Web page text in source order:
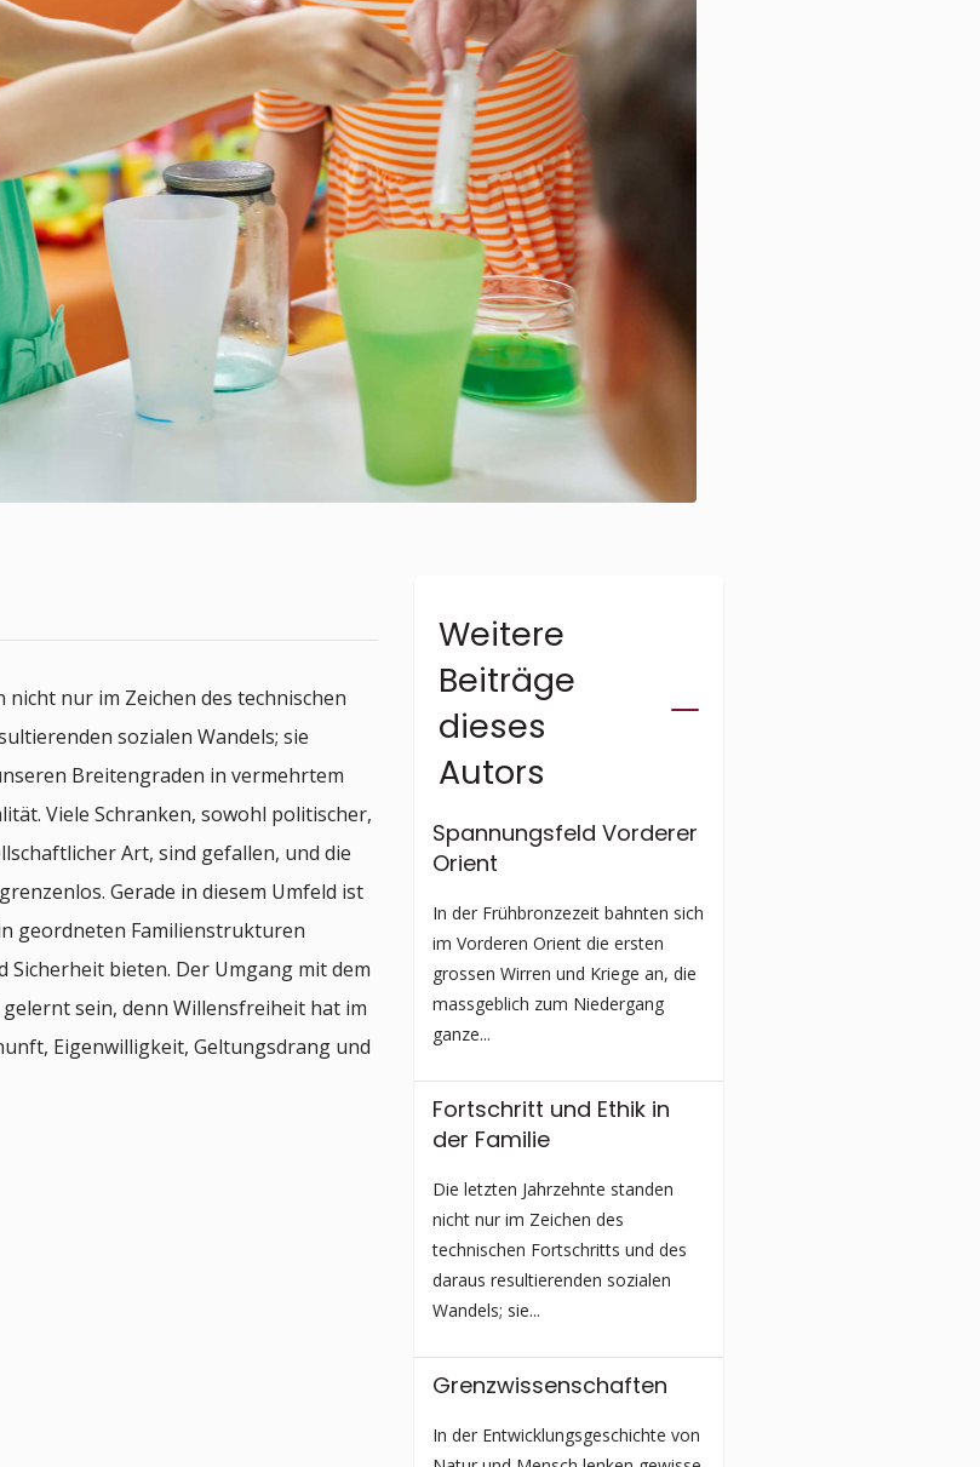
nur im Zeichen des technischen
sozialen Wandels; sie
Breitengraden in vermehrtem
Viele Schranken, sowohl politischer,
Art, sind gefallen, und die
Gerade in diesem Umfeld ist
geordneten Familienstrukturen
Sicherheit bieten. Der Umgang mit dem
sein, denn Willensfreiheit hat im
Eigenwilligkeit, Geltungsdrang und
Weitere
Beiträge
dieses
Autors
Spannungsfeld Vorderer
Orient
In der Frühbronzezeit bahnten sich
im Vorderen Orient die ersten
grossen Wirren und Kriege an, die
massgeblich zum Niedergang
ganze...
Fortschritt und Ethik in
der Familie
Die letzten Jahrzehnte standen
nicht nur im Zeichen des
technischen Fortschritts und des
daraus resultierenden sozialen
Wandels; sie...
Grenzwissen­schaften
In der Entwicklungs­geschichte von